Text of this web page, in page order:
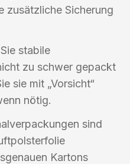
zusätzliche Sicherung
stabile
zu schwer gepackt
sie mit „Vorsicht“
nötig.
sind
Kartons